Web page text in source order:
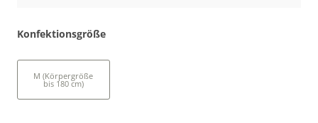
Konfektionsgröße
M (Körpergröße
bis 180 cm)